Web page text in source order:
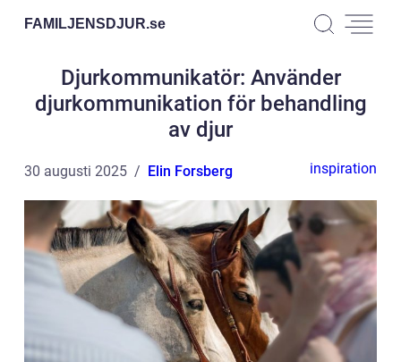
FAMILJENSDJUR.se
Djurkommunikatör: Använder
djurkommunikation för behandling
av djur
30 augusti 2025 Elin Forsberg inspiration